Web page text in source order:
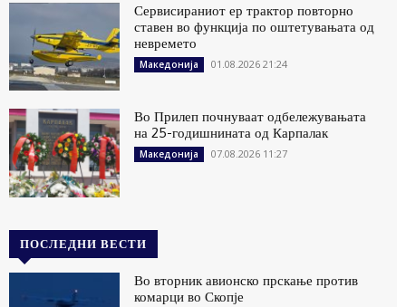
Сервисираниот ер трактор повторно
ставен во функција по оштетувањата од
невремето
Македонија 01.08.2026 21:24
Во Прилеп почнуваат одбележувањата
на 25-годишнината од Карпалак
Македонија 07.08.2026 11:27
ПОСЛЕДНИ ВЕСТИ
Во вторник авионско прскање против
комарци во Скопје